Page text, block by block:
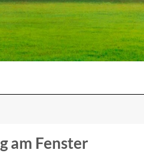
am Fenster